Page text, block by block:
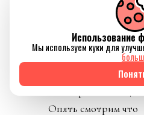
текст друг друга
приветствовавших
Инфантино,
Опять смотрим что
Использование
Мы используем куки для